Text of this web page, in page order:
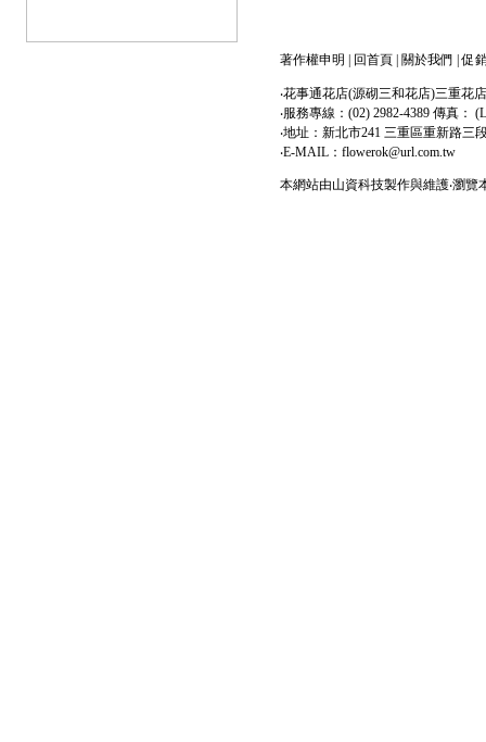
著作權申明 回首頁 關於我們 |促
‧花事通花店(源砌三和花店)三重花
‧服務專線：(02) 2982-4389 傳真：
‧地址：新北市241 三重區重新路三
‧E-MAIL：flowerok@url.com.tw
本網站由山資科技製作與維護‧瀏覽